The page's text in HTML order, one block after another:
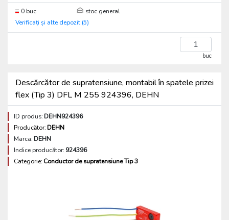
0 buc
stoc general
Verificați și alte depozit (5)
buc
Descărcător de supratensiune, montabil în spatele prizei
flex (Tip 3) DFL M 255 924396, DEHN
ID produs:DEHN924396
Producător:DEHN
Marca:DEHN
Indice producător: 924396
Categorie: Conductor de supratensiune Tip 3